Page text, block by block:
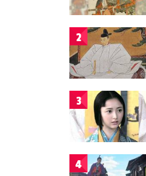
2
3
4